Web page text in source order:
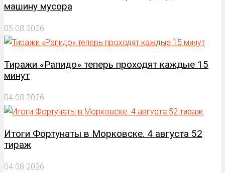
машину мусора
05.08.2026
Тиражи «Рапидо» теперь проходят каждые 15
минут
04.08.2026
Итоги Фортунаты в Морковске. 4 августа 52
тираж
04.08.2026